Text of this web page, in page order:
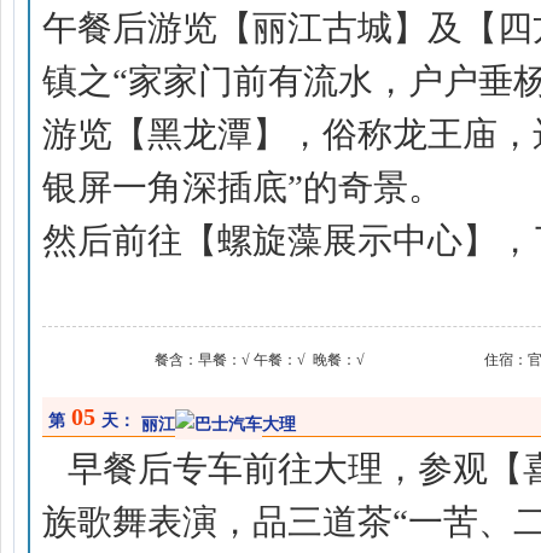
午餐后游览【丽江古城】及【
镇之“家家门前有流水，户户垂
游览【黑龙潭】，俗称龙王庙
银屏一角深插底”的奇景。
然后前往【螺旋藻展示中心】
餐含： 早餐：√ 午餐：√ 晚餐：√ 住宿：
第 05 天： 丽江 大理
早餐后专车前往大理，参观【
族歌舞表演，品三道茶“一苦、